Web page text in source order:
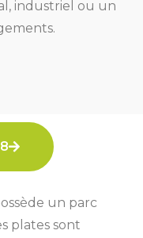
industriel ou un
un parc
plates sont